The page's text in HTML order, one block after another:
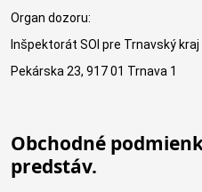
Organ dozoru:
Inšpektorát SOI pre Trnavský kraj
Pekárska 23, 917 01 Trnava 1
Obchodné
predstáv.